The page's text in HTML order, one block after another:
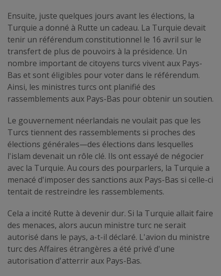
Ensuite, juste quelques jours avant les élections, la
Turquie a donné à Rutte un cadeau. La Turquie devait
tenir un référendum constitutionnel le 16 avril sur le
transfert de plus de pouvoirs à la présidence. Un
nombre important de citoyens turcs vivent aux Pays-
Bas et sont éligibles pour voter dans le référendum.
Ainsi, les ministres turcs ont planifié des
rassemblements aux Pays-Bas pour obtenir un soutien.
Le gouvernement néerlandais ne voulait pas que les
Turcs tiennent des rassemblements si proches des
élections générales—des élections dans lesquelles
l'islam devenait un rôle clé. Ils ont essayé de négocier
avec la Turquie. Au cours des pourparlers, la Turquie a
menacé d'imposer des sanctions aux Pays-Bas si celle-ci
tentait de restreindre les rassemblements.
Cela a incité Rutte à devenir dur. Si la Turquie allait faire
des menaces, alors aucun ministre turc ne serait
autorisé dans le pays, a-t-il déclaré. L'avion du ministre
turc des Affaires étrangères a été privé d'une
autorisation d'atterrir aux Pays-Bas.